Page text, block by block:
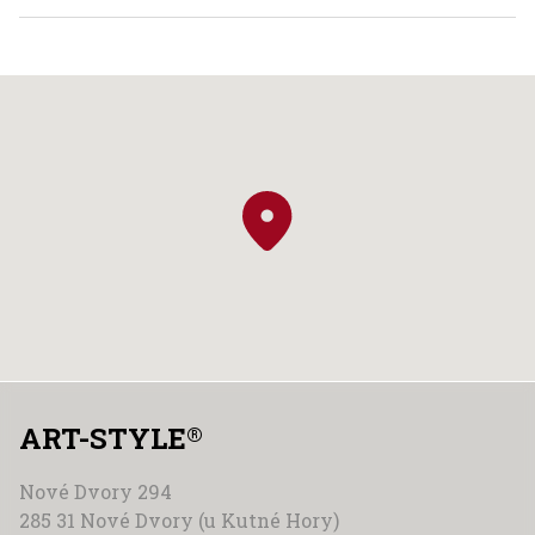
ART-STYLE®
Nové Dvory 294
285 31 Nové Dvory (u Kutné Hory)